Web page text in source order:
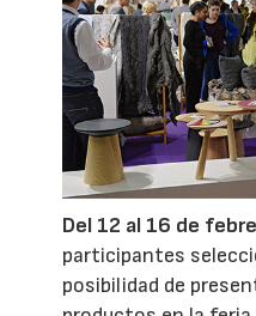
Del 12 al 16 de
participantes
posibilidad de